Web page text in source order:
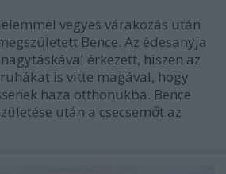
vegyes várakozás után
Bence. Az édesanyja
érkezett, hiszen az
is vitte magával, hogy
haza otthonukba. Bence
után a csecsemőt az